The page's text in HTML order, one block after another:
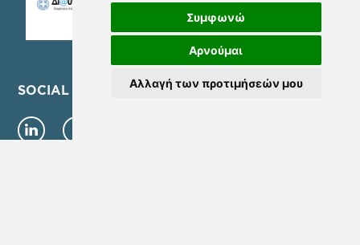
Συμφωνώ
Αρνούμαι
Αλλαγή των προτιμήσεών μου
SOCIAL MEDIA